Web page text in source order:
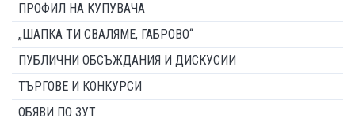
ПРОФИЛ НА КУПУВАЧА
„ШАПКА ТИ СВАЛЯМЕ, ГАБРОВО“
ПУБЛИЧНИ ОБСЪЖДАНИЯ И ДИСКУСИИ
ТЪРГОВЕ И КОНКУРСИ
ОБЯВИ ПО ЗУТ